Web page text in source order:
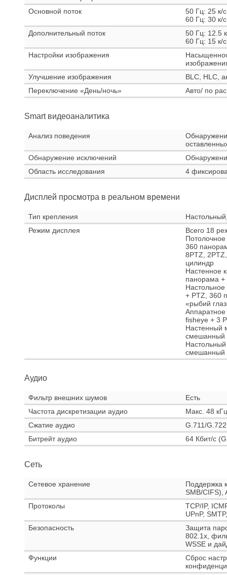
Основной поток
50 Гц: 25 к/
60 Гц: 30 к/
Дополнительный поток
50 Гц: 12.5
60 Гц: 15 к/
Настройки изображения
Улучшение изображения
BLC, HLC,
Переключение «День/ночь»
Авто/ по
Smart видеоаналитика
Анализ поведения
Обнаружение исключений
Область исследования
4
Дисплей просмотра в реальном времени
Тип крепления
Режим дисплея
Всего 18
360
8PTZ,
цилиндр
Настенное
панорама +
+ PTZ, 360
«рыбий
fisheye + 3
Настенный
смешанный
смешанный
Аудио
Фильтр внешних шумов
Есть
Частота дискретизации аудио
Макс. 48 кГц
Сжатие аудио
G.711/
Битрейт аудио
64 Кбит/с
Сеть
Сетевое хранение
Поддержка
SMB/CIFS),
Протоколы
TCP/IP,
UPnP,
Безопасность
Защита
802.1x,
WSSE и
Функции
Сброс